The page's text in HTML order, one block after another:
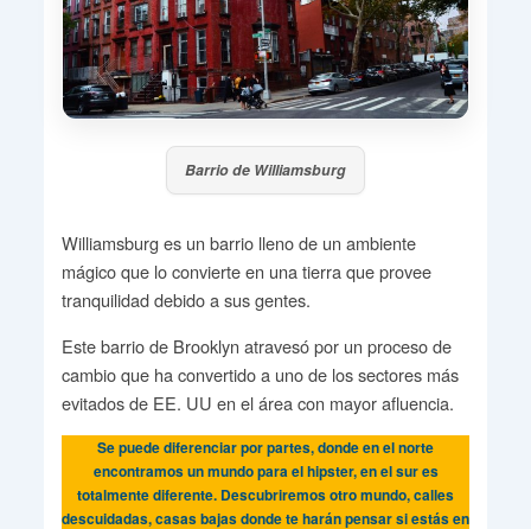
Barrio de Williamsburg
Williamsburg es un barrio lleno de un ambiente
mágico que lo convierte en una tierra que provee
tranquilidad debido a sus gentes.
Este barrio de Brooklyn atravesó por un proceso de
cambio que ha convertido a uno de los sectores más
evitados de EE. UU en el área con mayor afluencia.
Se puede diferenciar por partes, donde en el norte
encontramos un mundo para el hipster, en el sur es
totalmente diferente. Descubriremos otro mundo, calles
descuidadas, casas bajas donde te harán pensar si estás en